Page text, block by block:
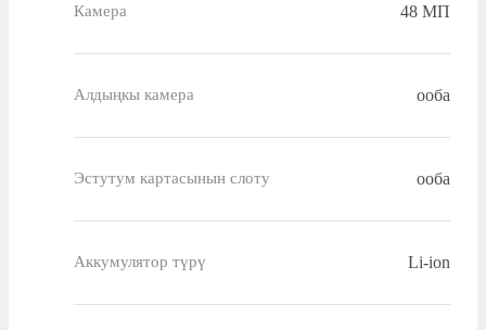
Камера 48 МП
Алдыңкы камера ооба
Эстутум картасынын слоту ооба
Аккумулятор түрү Li-ion